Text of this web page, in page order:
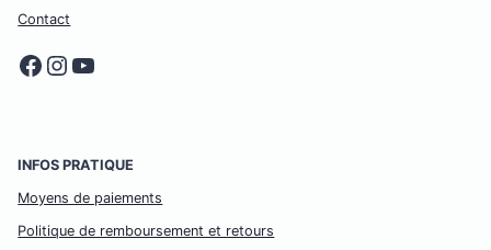
Contact
Facebook
Instagram
YouTube
INFOS PRATIQUE
Moyens de paiements
Politique de remboursement et retours